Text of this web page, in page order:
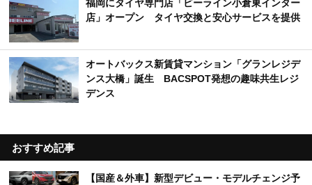
福岡にタイヤ専門店「ビーライン小倉東インター
店」オープン タイヤ交換と安心サービスを提供
オートバックス新賃貸マンション「グランレジデ
ンス大橋」誕生 BACSPOT発想の趣味共生レジ
デンス
おすすめ記事
【国産＆外車】新型デビュー・モデルチェンジ予